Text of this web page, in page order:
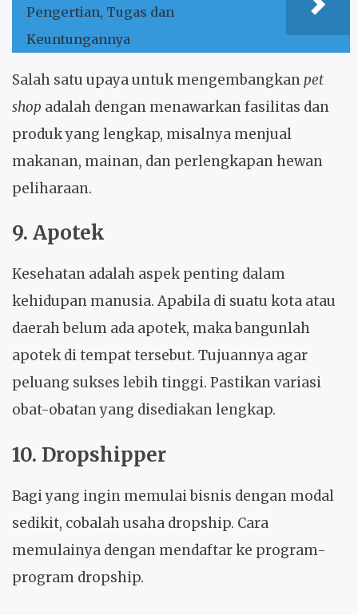
Pengertian, Tugas dan
Keuntungannya
Salah satu upaya untuk mengembangkanpet
shop adalah dengan menawarkan fasilitas dan
produk yang lengkap, misalnya menjual
makanan, mainan, dan perlengkapan hewan
peliharaan.
9. Apotek
Kesehatan adalah aspek penting dalam
kehidupan manusia. Apabila di suatu kota atau
daerah belum ada apotek, maka bangunlah
apotek di tempat tersebut. Tujuannya agar
peluang sukses lebih tinggi. Pastikan variasi
obat-obatan yang disediakan lengkap.
10. Dropshipper
Bagi yang ingin memulai bisnis dengan modal
sedikit, cobalah usaha dropship. Cara
memulainya dengan mendaftar ke program-
program dropship.